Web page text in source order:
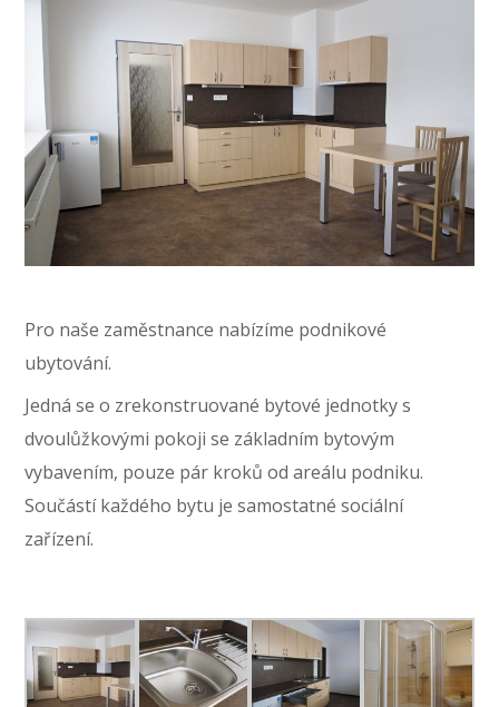
Pro naše zaměstnance nabízíme podnikové
ubytování.
Jedná se o zrekonstruované bytové jednotky s
dvoulůžkovými pokoji se základním bytovým
vybavením, pouze pár kroků od areálu podniku.
Součástí každého bytu je samostatné sociální
zařízení.